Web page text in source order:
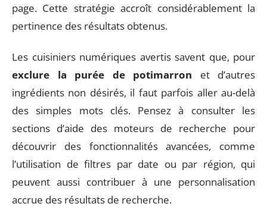
page. Cette stratégie accroît considérablement la
pertinence des résultats obtenus.
Les cuisiniers numériques avertis savent que, pour
exclure la purée de potimarron et d’autres
ingrédients non désirés, il faut parfois aller au-delà
des simples mots clés. Pensez à consulter les
sections d’aide des moteurs de recherche pour
découvrir des fonctionnalités avancées, comme
l’utilisation de filtres par date ou par région, qui
peuvent aussi contribuer à une personnalisation
accrue des résultats de recherche.